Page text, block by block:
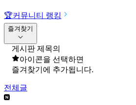
🏆커뮤니티 랭킹
즐겨찾기
게시판 제목의
아이콘을 선택하면
즐겨찾기에 추가됩니다.
전체글